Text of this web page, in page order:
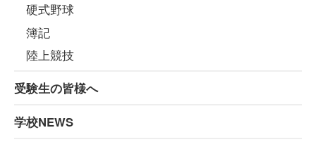
硬式野球
簿記
陸上競技
受験生の皆様へ
学校NEWS